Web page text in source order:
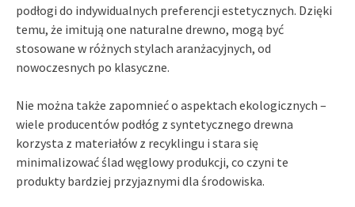
podłogi do indywidualnych preferencji estetycznych. Dzięki
temu, że imitują one naturalne drewno, mogą być
stosowane w różnych stylach aranżacyjnych, od
nowoczesnych po klasyczne.
Nie można także zapomnieć o aspektach ekologicznych –
wiele producentów podłóg z syntetycznego drewna
korzysta z materiałów z recyklingu i stara się
minimalizować ślad węglowy produkcji, co czyni te
produkty bardziej przyjaznymi dla środowiska.